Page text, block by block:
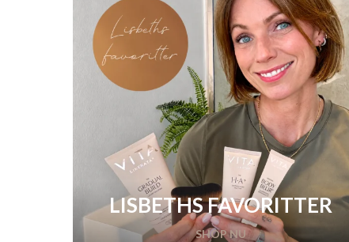
LISBETHS FAVORITTER
SHOP NU